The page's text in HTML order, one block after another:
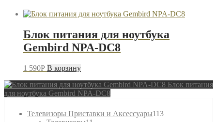
NPA-
Блок питания для ноутбука
Gembird NPA-DC8
1 590P В корзину
Блок питания
для ноутбука Gembird NPA-DC8
Телевизоры Приставки и Аксессуары113113